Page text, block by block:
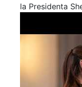
la Presidenta